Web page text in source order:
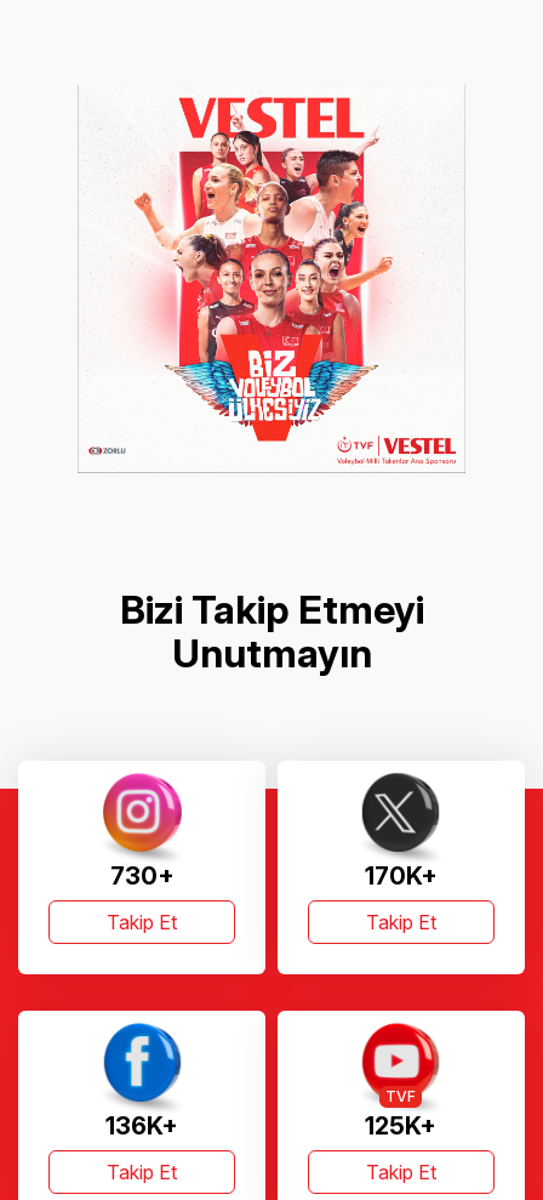
Bizi Takip Etmeyi
Unutmayın
730+
Takip Et
170K+
Takip Et
136K+
Takip Et
125K+
TVF
Takip Et